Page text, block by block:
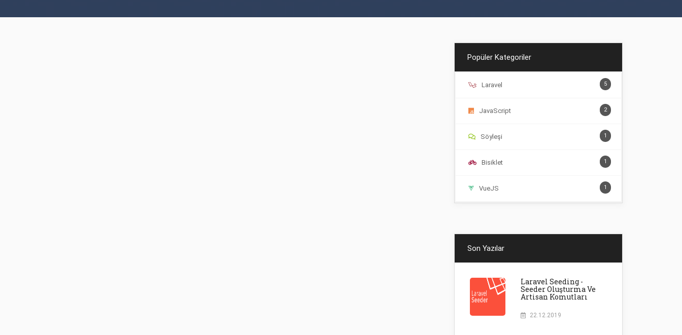
Popüler Kategoriler
Laravel 5
JavaScript 2
Söyleşi 1
Bisiklet 1
VueJS 1
Son Yazılar
Laravel Seeding -
Seeder Oluşturma Ve
Artisan Komutları
22.12.2019